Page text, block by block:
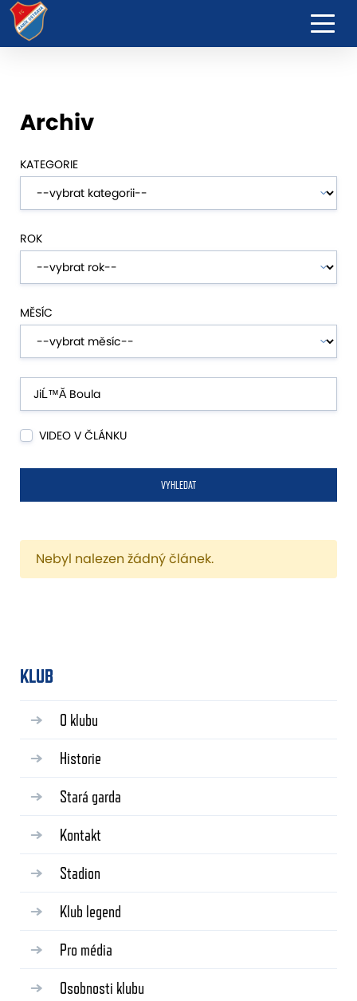
Archiv
KATEGORIE
ROK
MĚSÍC
VIDEO V ČLÁNKU
VYHLEDAT
Nebyl nalezen žádný článek.
KLUB
O klubu
Historie
Stará garda
Kontakt
Stadion
Klub legend
Pro média
Osobnosti klubu